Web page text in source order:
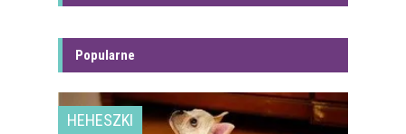
Popularne
HEHESZKI